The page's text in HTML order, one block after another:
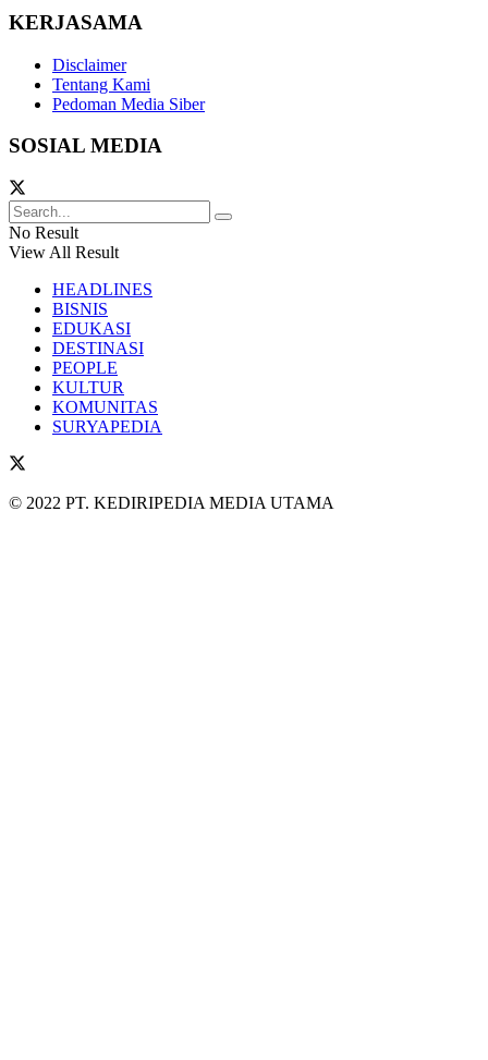
KERJASAMA
Disclaimer
Tentang Kami
Pedoman Media Siber
SOSIAL MEDIA
No Result
View All Result
HEADLINES
BISNIS
EDUKASI
DESTINASI
PEOPLE
KULTUR
KOMUNITAS
SURYAPEDIA
© 2022 PT. KEDIRIPEDIA MEDIA UTAMA